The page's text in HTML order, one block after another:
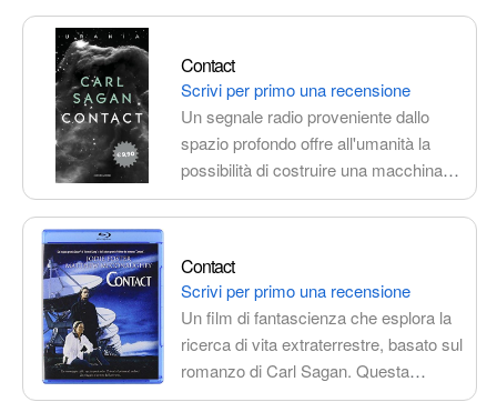
Contact
Scrivi per primo una recensione
Un segnale radio proveniente dallo
spazio profondo offre all'umanità la
possibilità di costruire una macchina
per viaggi interstellari e incontrare
civiltà aliene. Un'odissea avvincente
futuro dell'umanità nel cosmo.
Contact
Scrivi per primo una recensione
Un film di fantascienza che esplora la
ricerca di vita extraterrestre, basato sul
romanzo di Carl Sagan. Questa
edizione include audio e sottotitoli in